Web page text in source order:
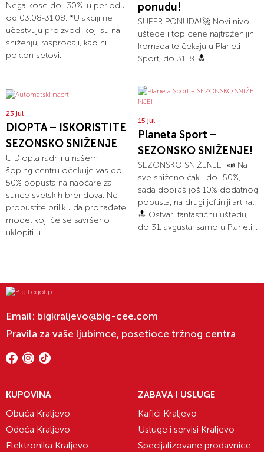
Nega kose do -30%. u periodu
od 03.08-31.08. *U akciji ne
učestvuju proizvodi koji su na
sniženju, rasprodaji, kao ni
poklon setovi.
ponudu!
SUPER PONUDA!🚀 Novi nivo
uštede i top cene najtraženijih
komada te čekaju u Planeti
Sport, do 31. 8!🔝
23 jul
DIOPTA – ISKORISTITE
SEZONSKO SNIŽENJE
U Diopta radnji u našem
šoping centru očekuje vas do
50% popusta na naočare za
sunce svetskih brendova. Ne
propustite priliku da pronađete
model koji će se savršeno
uklopiti u...
15 jul
Planeta Sport –
SEZONSKO SNIŽENJE!
SEZONSKO SNIŽENJE! 📣 Na
sve sniženo čak i do -50%,
sada dobijaš još 10% dodatnog
popusta, na drugi jeftiniji artikal.
🔝 Ostvari fantastičnu uštedu,
do 31. avgusta, samo u Planeti...
Email: bigkraljevo@big-cee.com
Pravila za vaše ljubimce, posetioce tržnog centra
KUPOVINA
Obuća Kraljevo
Odeća Kraljevo
Elektronika Kraljevo
ZABAVA I USLUGE
Kafići Kraljevo
Usluge i servisi Kraljevo
Specijalizovane prodavnice